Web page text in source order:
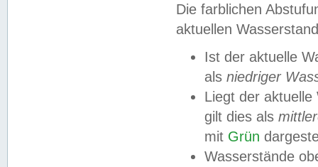
Die farblichen
aktuellen
Ist der aktuelle
als niedriger
Liegt der
gilt dies als
mit Grün
Wasserstände